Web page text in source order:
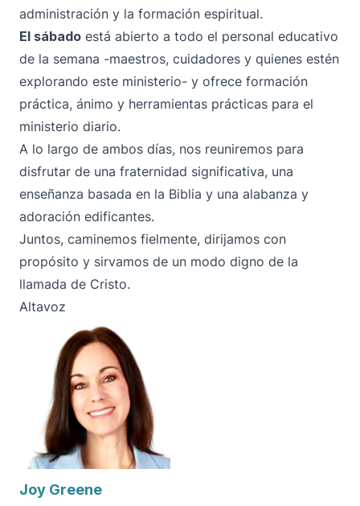
administración y la formación espiritual.
El sábado está abierto a todo el personal educativo
de la semana -maestros, cuidadores y quienes estén
explorando este ministerio- y ofrece formación
práctica, ánimo y herramientas prácticas para el
ministerio diario.
A lo largo de ambos días, nos reuniremos para
disfrutar de una fraternidad significativa, una
enseñanza basada en la Biblia y una alabanza y
adoración edificantes.
Juntos, caminemos fielmente, dirijamos con
propósito y sirvamos de un modo digno de la
llamada de Cristo.
Altavoz
Joy Greene